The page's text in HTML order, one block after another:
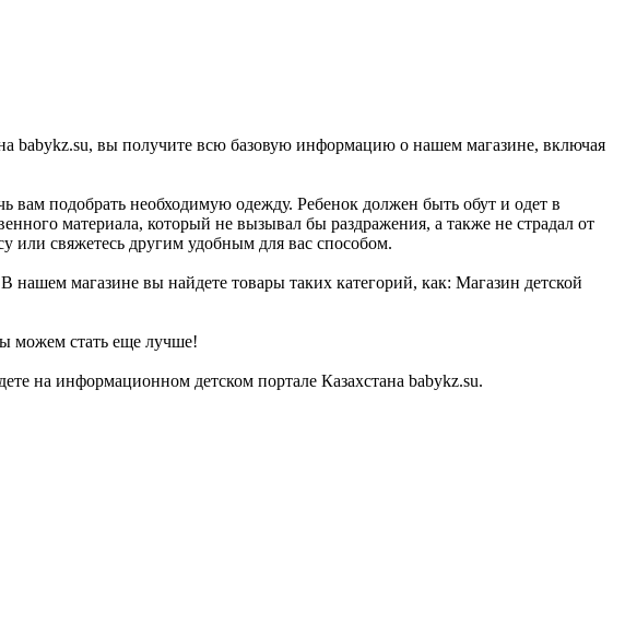
babykz.su, вы получите всю базовую информацию о нашем магазине, включая
подобрать необходимую одежду. Ребенок должен быть обут и одет в
материала, который не вызывал бы раздражения, а также не страдал от
или свяжетесь другим удобным для вас способом.
магазине вы найдете товары таких категорий, как: Магазин детской
можем стать еще лучше!
на информационном детском портале Казахстана babykz.su.